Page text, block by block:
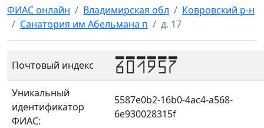
ФИАС онлайн Владимирская обл
Ковровский р-н
Санатория им Абельмана п
д. 17
Почтовый индекс 601957
Уникальный
идентификатор
ФИАС:
5587e0b2-16b0-4ac4-a568-
6e930028315f